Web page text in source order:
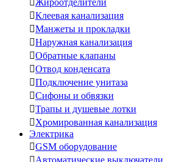
Жироотделители
Клеевая канализация
Манжеты и прокладки
Наружная канализация
Обратные клапаны
Отвод конденсата
Подключение унитаза
Сифоны и обвязки
Трапы и душевые лотки
Хромированная канализация
Электрика
GSM оборудование
Автоматические выключатели